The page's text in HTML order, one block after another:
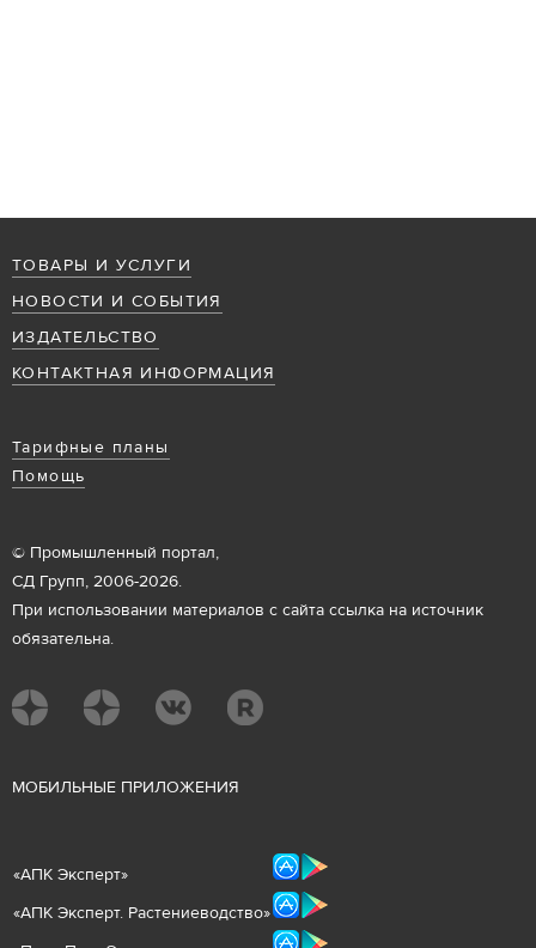
ТОВАРЫ И УСЛУГИ
НОВОСТИ И СОБЫТИЯ
ИЗДАТЕЛЬСТВО
КОНТАКТНАЯ ИНФОРМАЦИЯ
Тарифные планы
Помощь
© Промышленный портал,
СД Групп, 2006-2026.
При использовании материалов с сайта ссылка на источник
обязательна.
МОБИЛЬНЫЕ ПРИЛОЖЕНИЯ
«АПК Эксперт»
«АПК Эксперт. Растениеводство»